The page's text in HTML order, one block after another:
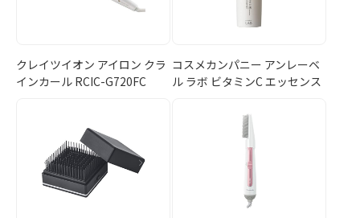
クレイツイオン アイロン クラ
インカール RCIC-G720FC
コスメカンパニー アンレーベ
ル ラボ ビタミンC エッセンス